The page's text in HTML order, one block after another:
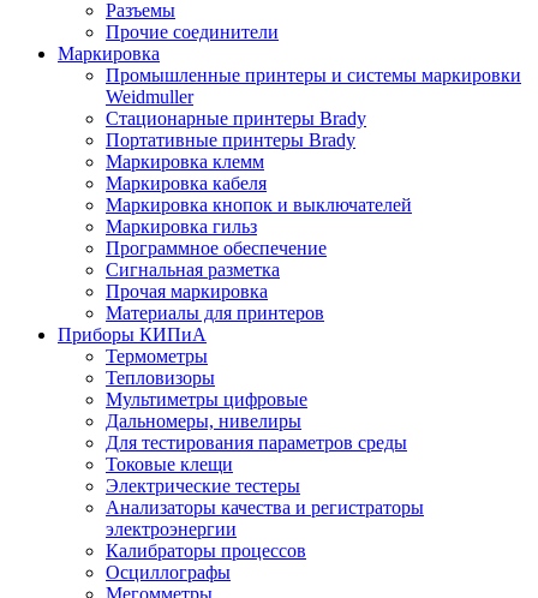
Разъемы
Прочие соединители
Маркировка
Промышленные принтеры и системы маркировки
Weidmuller
Стационарные принтеры Brady
Портативные принтеры Brady
Маркировка клемм
Маркировка кабеля
Маркировка кнопок и выключателей
Маркировка гильз
Программное обеспечение
Сигнальная разметка
Прочая маркировка
Материалы для принтеров
Приборы КИПиА
Термометры
Тепловизоры
Мультиметры цифровые
Дальномеры, нивелиры
Для тестирования параметров среды
Токовые клещи
Электрические тестеры
Анализаторы качества и регистраторы
электроэнергии
Калибраторы процессов
Осциллографы
Мегомметры